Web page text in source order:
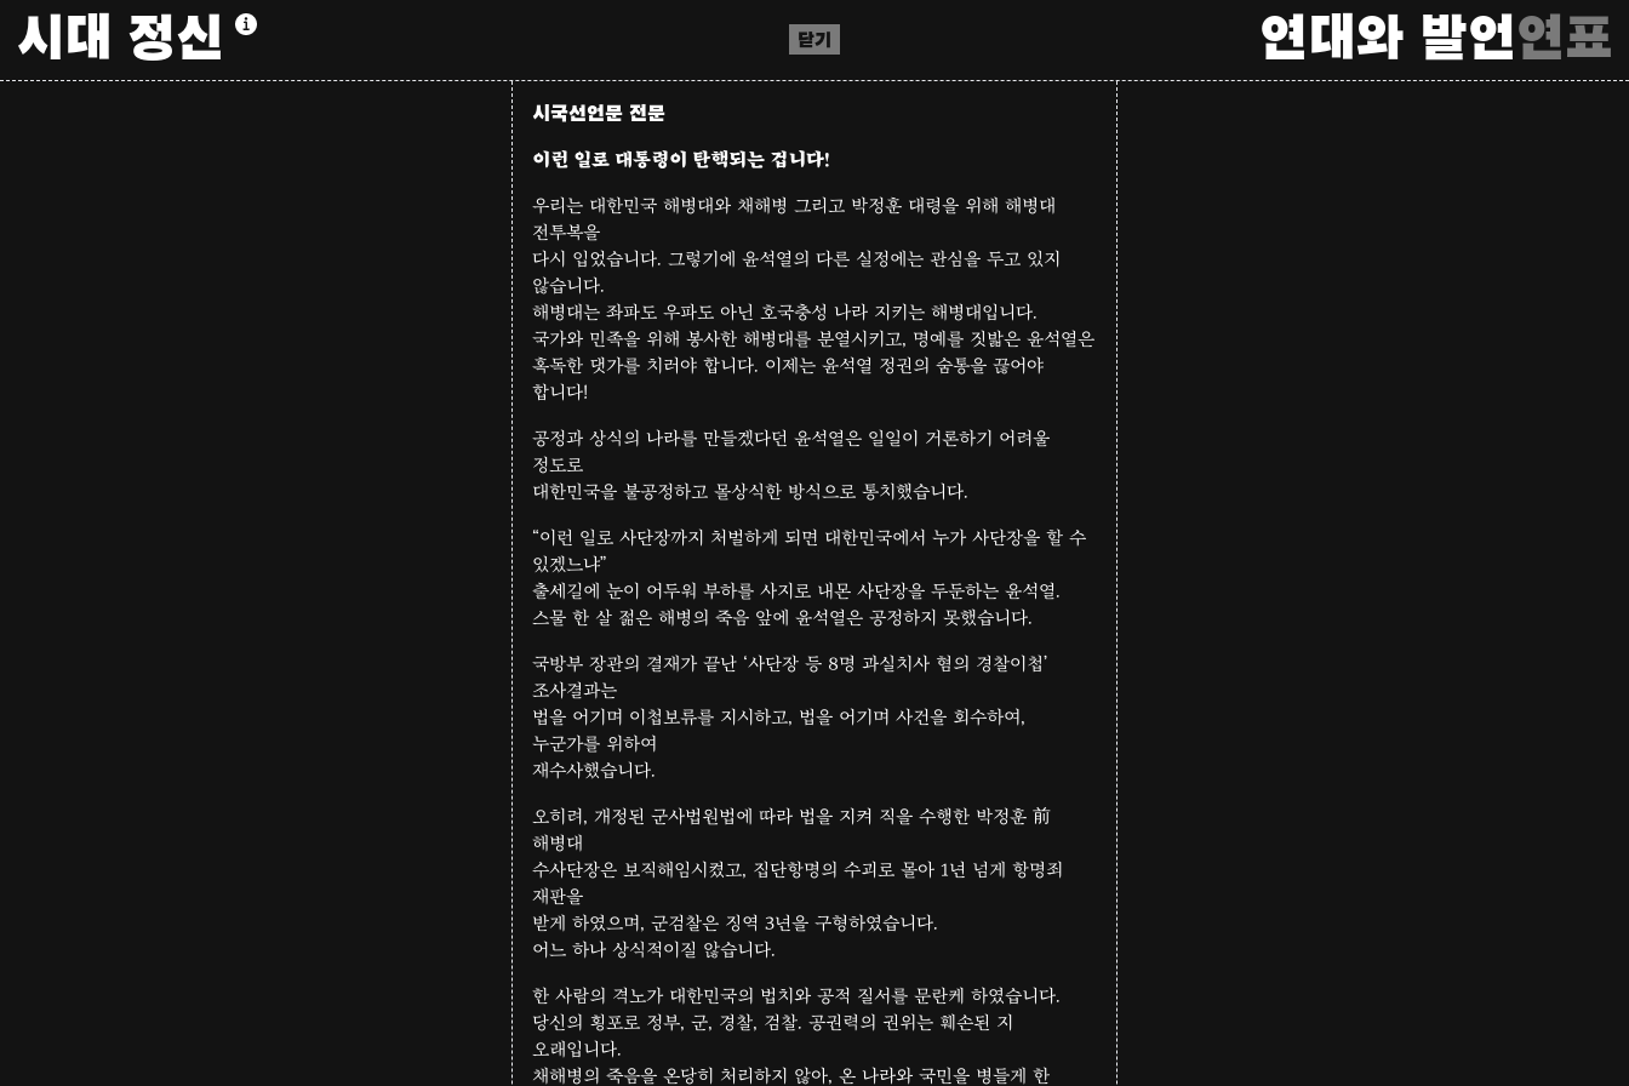
시대 정신 연대와 발언연표
닫기
시국선언문 전문
이런 일로 대통령이 탄핵되는 겁니다!
우리는 대한민국 해병대와 채해병 그리고 박정훈 대령을 위해 해병대
전투복을
다시 입었습니다. 그렇기에 윤석열의 다른 실정에는 관심을 두고 있지
않습니다.
해병대는 좌파도 우파도 아닌 호국충성 나라 지키는 해병대입니다.
국가와 민족을 위해 봉사한 해병대를 분열시키고, 명예를 짓밟은 윤석열은
혹독한 댓가를 치러야 합니다. 이제는 윤석열 정권의 숨통을 끊어야
합니다!
공정과 상식의 나라를 만들겠다던 윤석열은 일일이 거론하기 어려울
정도로
대한민국을 불공정하고 몰상식한 방식으로 통치했습니다.
“이런 일로 사단장까지 처벌하게 되면 대한민국에서 누가 사단장을 할 수
있겠느냐”
출세길에 눈이 어두워 부하를 사지로 내몬 사단장을 두둔하는 윤석열.
스물 한 살 젊은 해병의 죽음 앞에 윤석열은 공정하지 못했습니다.
국방부 장관의 결재가 끝난 ‘사단장 등 8명 과실치사 혐의 경찰이첩’
조사결과는
법을 어기며 이첩보류를 지시하고, 법을 어기며 사건을 회수하여,
누군가를 위하여
재수사했습니다.
오히려, 개정된 군사법원법에 따라 법을 지켜 직을 수행한 박정훈 前
해병대
수사단장은 보직해임시켰고, 집단항명의 수괴로 몰아 1년 넘게 항명죄
재판을
받게 하였으며, 군검찰은 징역 3년을 구형하였습니다.
어느 하나 상식적이질 않습니다.
한 사람의 격노가 대한민국의 법치와 공적 질서를 문란케 하였습니다.
당신의 횡포로 정부, 군, 경찰, 검찰. 공권력의 권위는 훼손된 지
오래입니다.
채해병의 죽음을 온당히 처리하지 않아, 온 나라와 국민을 병들게 한